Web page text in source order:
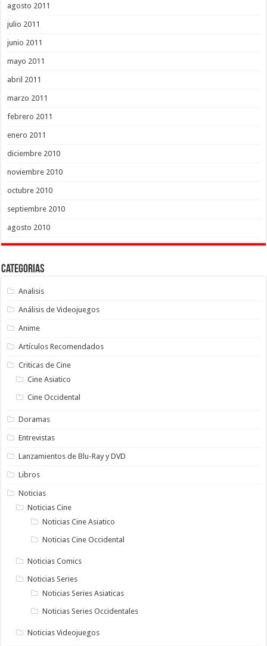
agosto 2011
julio 2011
junio 2011
mayo 2011
abril 2011
marzo 2011
febrero 2011
enero 2011
diciembre 2010
noviembre 2010
octubre 2010
septiembre 2010
agosto 2010
Categorias
Analisis
Análisis de Videojuegos
Anime
Artículos Recomendados
Criticas de Cine
Cine Asiatico
Cine Occidental
Doramas
Entrevistas
Lanzamientos de Blu-Ray y DVD
Libros
Noticias
Noticias Cine
Noticias Cine Asiatico
Noticias Cine Occidental
Noticias Comics
Noticias Series
Noticias Series Asiaticas
Noticias Series Occidentales
Noticias Videojuegos